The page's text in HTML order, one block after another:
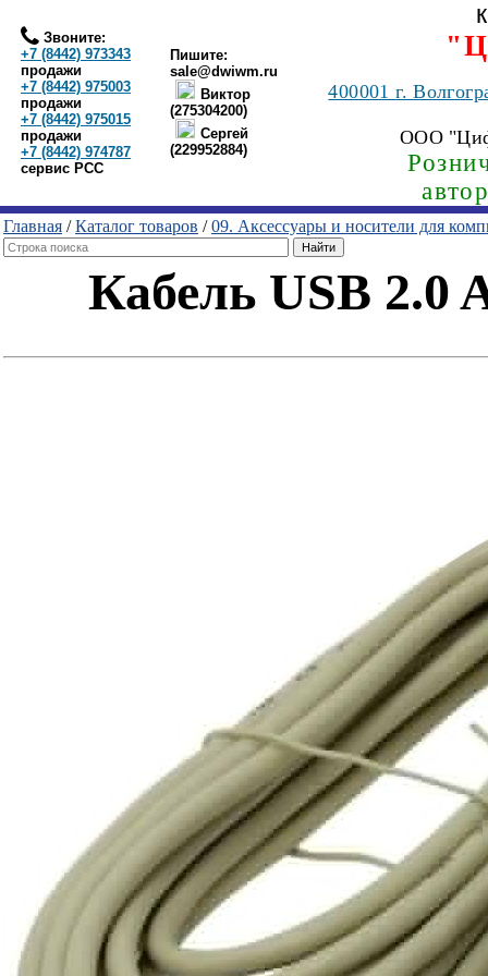
Звоните:
+7 (8442) 973343
продажи
+7 (8442) 975003
продажи
+7 (8442) 975015
продажи
+7 (8442) 974787
сервис РСС
Пишите:
sale@dwiwm.ru
Виктор
(275304200)
Сергей
(229952884)
400001г.
ООО
Главная /Каталог товаров /09. Аксессуары и носители для
Кабель USB 2.0